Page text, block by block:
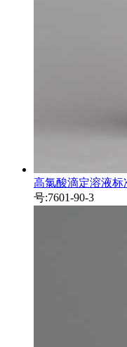
高氯酸滴定溶液标
号:7601-90-3